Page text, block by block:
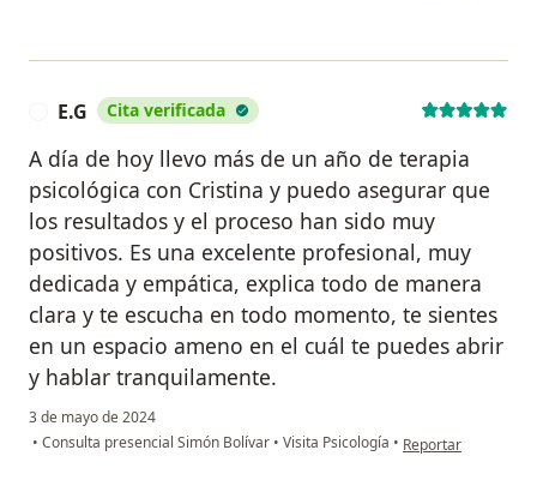
E.G Cita verificada
A día de hoy llevo más de un año de terapia
psicológica con Cristina y puedo asegurar que
los resultados y el proceso han sido muy
positivos. Es una excelente profesional, muy
dedicada y empática, explica todo de manera
clara y te escucha en todo momento, te sientes
en un espacio ameno en el cuál te puedes abrir
y hablar tranquilamente.
3 de mayo de 2024
• Consulta presencial Simón Bolívar • Visita Psicología • en opinión del
Reportar